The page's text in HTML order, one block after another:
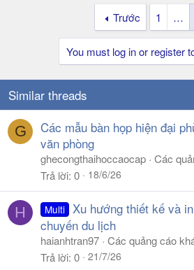
Trước 1 …
You must log in or register
Similar threads
G
Các mẫu bàn họp hiện đại
văn phòng
ghecongthaihoccaocap Các
Trả lời 0 18/6/26
H Multi Xu hướng thiết kế và
chuyến du lịch
haianhtran97 Các quảng cáo
Trả lời 0 21/7/26